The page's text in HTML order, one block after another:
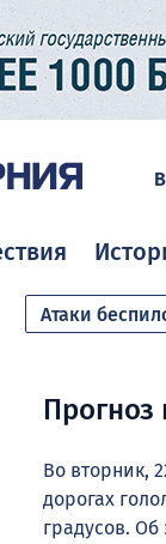
Атаки
Прогноз
Во вторник,
дорогах
градусов.